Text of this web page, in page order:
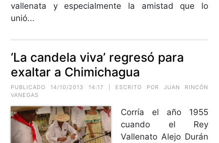
vallenata y especialmente la amistad que lo
unió...
‘La candela viva’ regresó para
exaltar a Chimichagua
PUBLICADO 14/10/2013 14:17 | ESCRITO POR JUAN RINCÓN
VANEGAS
Corría el año 1955
cuando el Rey
Vallenato Alejo Durán